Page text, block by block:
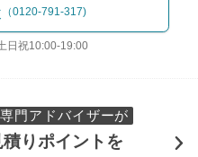
（0120-791-317)
日祝10:00-19:00
門アドバイザーが
りポイントを